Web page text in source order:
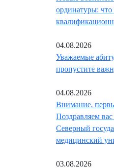
ординатуры: что
04.08.2026
Уважаемые
пропустите
04.08.2026
Внимание,
Поздравляем
Северный
медицинский
03.08.2026